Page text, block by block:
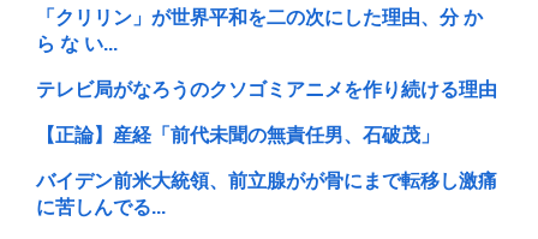
「クリリン」が世界平和を二の次にした理由、分 か
ら な い...
テレビ局がなろうのクソゴミアニメを作り続ける理由
【正論】産経「前代未聞の無責任男、石破茂」
バイデン前米大統領、前立腺がが骨にまで転移し激痛
に苦しんでる...